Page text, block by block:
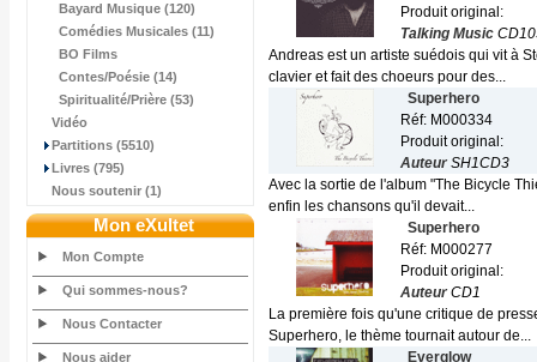
Bayard Musique (120)
Comédies Musicales (11)
BO Films
Contes/Poésie (14)
Spiritualité/Prière (53)
Vidéo
Partitions (5510)
Livres (795)
Nous soutenir (1)
Mon eXultet
Mon Compte
Qui sommes-nous?
Nous Contacter
Nous aider
Produit original:
Talking Music
Andreas est un artiste suédois qui vit à
clavier et fait des choeurs pour des...
Superhero
Réf: M000334
Produit original:
AuteurSH1CD3
Avec la sortie de l'album "The Bicycle
enfin les chansons qu'il devait...
Superhero
Réf: M000277
Produit original:
AuteurCD1
La première fois qu'une critique de
Superhero, le thème tournait autour de...
Everglow